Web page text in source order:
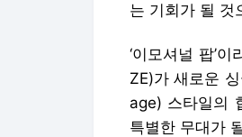
는 기회가 될 것
‘이모셔널 팝’
ZE)가 새로운
age) 스타일의
특별한 무대가